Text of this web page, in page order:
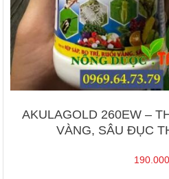
AKULAGOLD 260EW –
VÀNG, SÂU ĐỤC
190.000